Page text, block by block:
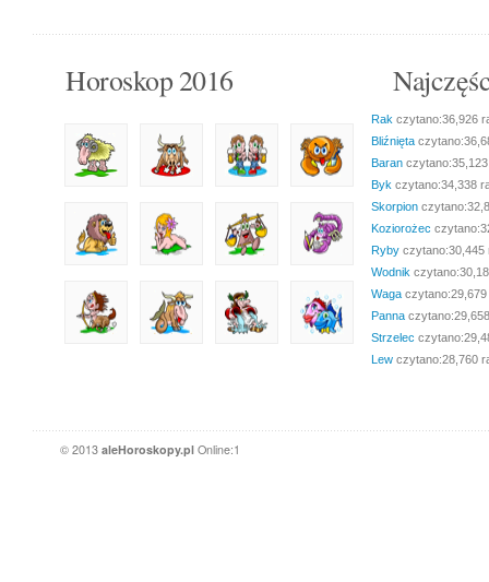
Horoskop 2016
Rak czytano:36,926
Bliźnięta
Baran
Byk czytano:34,338
Skorpion
Koziorożec
Ryby czytano:30,445
Wodnik
Waga
Panna
Strzelec
Lew czytano:28,760
© 2013 aleHoroskopy.pl Online:1